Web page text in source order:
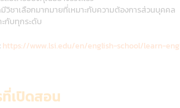
วิชาเลือกมากมายที่เหมาะกับความต้องการส่วนบุคคล
กับทุกระดับ
https://www.lsi.edu/en/english-school/learn-
เปิดสอน